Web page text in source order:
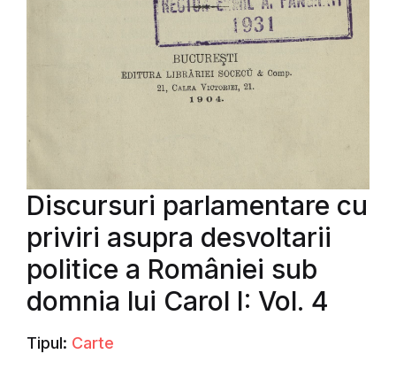
Discursuri parlamentare cu
priviri asupra desvoltarii
politice a României sub
domnia lui Carol I: Vol. 4
Tipul: Carte